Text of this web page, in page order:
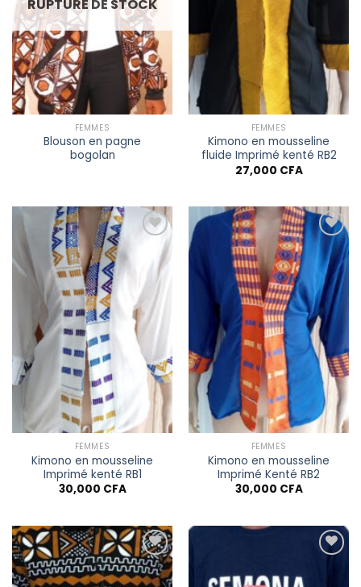
RUPTURE DE STOCK
FEMMES
Blouson en pagne
bogolan
FEMMES
Kimono en mousseline
fluide Imprimé kenté RB2
27,000 CFA
Ajouter à
la liste
de
souhaits
FEMMES
Kimono en mousseline
Imprimé kenté RB1
30,000 CFA
Ajouter à
la liste
de
souhaits
FEMMES
Kimono en mousseline
Imprimé Kenté RB2
30,000 CFA